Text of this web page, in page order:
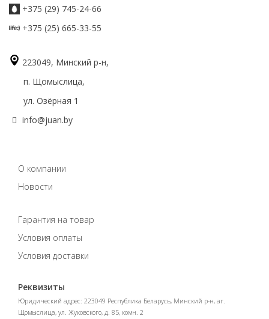
+375 (29) 745-24-66
+375 (25) 665-33-55
223049, Минский р-н,
п. Щомыслица,
ул. Озёрная 1
info@juan.by
О компании
Новости
Гарантия на товар
Условия оплаты
Условия доставки
Реквизиты
Юридический адрес: 223049 Республика Беларусь, Минский р-н, аг.
Щомыслица, ул. Жуковского, д. 85, комн. 2